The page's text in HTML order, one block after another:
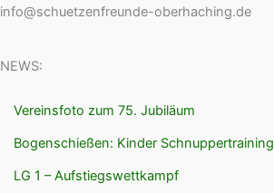
info@schuetzenfreunde-oberhaching.de
NEWS:
Vereinsfoto zum 75. Jubiläum
Bogenschießen: Kinder Schnuppertraining
LG 1 – Aufstiegswettkampf